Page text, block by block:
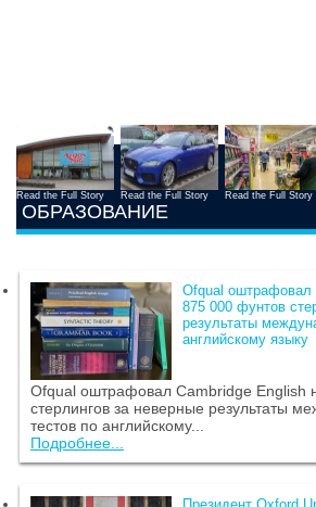
Read the Full Story Read the Full Story Read the Full Story
ОБРАЗОВАНИЕ
Ofqual оштрафовал
875 000 фунтов
результаты
английскому языку
Ofqual оштрафовал Cambridge English
стерлингов за неверные результаты
тестов по английскому...
Подробнее...